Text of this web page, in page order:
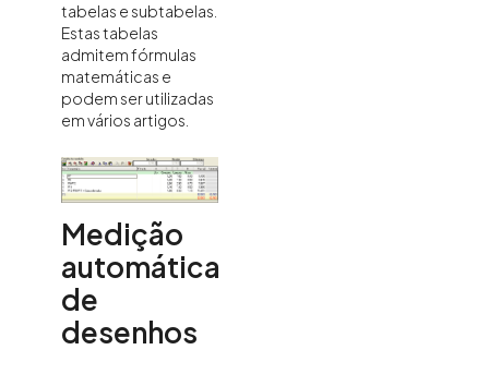
tabelas e subtabelas.
Estas tabelas
admitem fórmulas
matemáticas e
podem ser utilizadas
em vários artigos.
Medição
automática
de
desenhos